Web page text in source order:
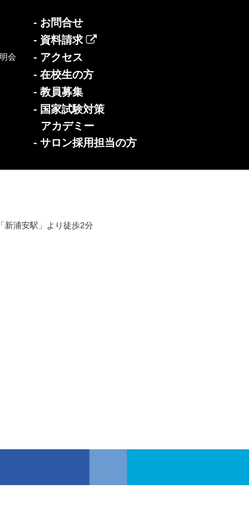
会
- お問合せ
- 資料請求
- アクセス
- 在校生の方
- 教員募集
- 国家試験対策
アカデミー
- サロン採用担当の方
新浦安駅」より徒歩2分